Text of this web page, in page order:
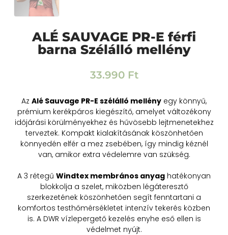
ALÉ SAUVAGE PR-E férfi
barna Szélálló mellény
33.990 Ft
Az Alé Sauvage PR-E szélálló mellény egy könnyű,
prémium kerékpáros kiegészítő, amelyet változékony
időjárási körülményekhez és hűvösebb lejtmenetekhez
terveztek. Kompakt kialakításának köszönhetően
könnyedén elfér a mez zsebében, így mindig kéznél
van, amikor extra védelemre van szükség.
A 3 rétegű Windtex membrános anyag hatékonyan
blokkolja a szelet, miközben légáteresztő
szerkezetének köszönhetően segít fenntartani a
komfortos testhőmérsékletet intenzív tekerés közben
is. A DWR vízlepergető kezelés enyhe eső ellen is
védelmet nyújt.